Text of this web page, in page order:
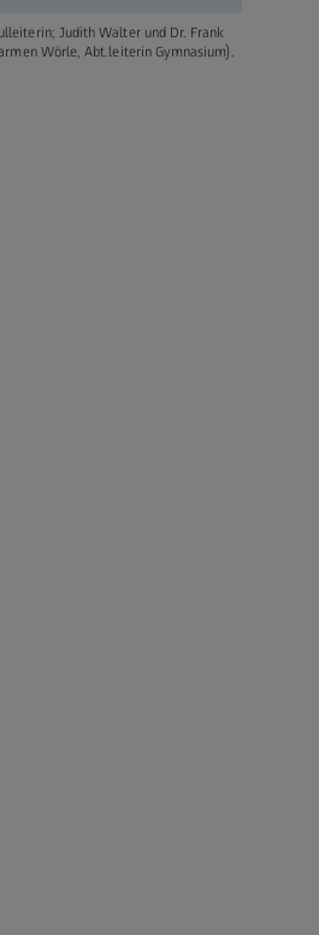
Judith Walter und Dr. Frank
Wörle, Abt.leiterin Gymnasium).